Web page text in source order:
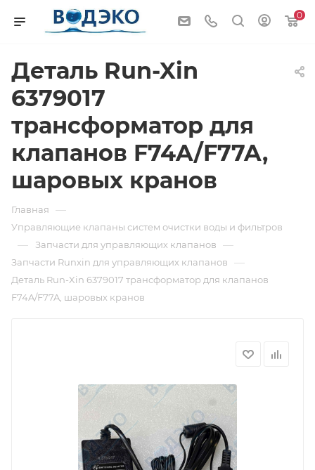
0
Деталь Run-Xin
6379017
трансформатор для
клапанов F74A/F77A,
шаровых кранов
Главная —
Управляющие клапаны систем очистки воды и фильтров
— Запчасти для управляющих клапанов —
Запчасти Runxin для управляющих клапанов —
Деталь Run-Xin 6379017 трансформатор для клапанов
F74A/F77A, шаровых кранов